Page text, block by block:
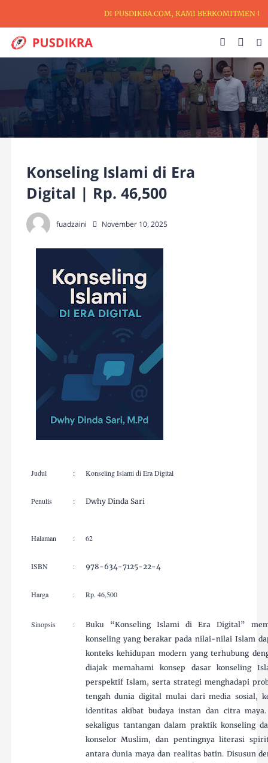
DI PUSDIKRA.COM, KAMI BERKOMITMEN
Konseling Islami di Era
Digital | Rp. 46,500
fuadzaini November 10, 2025
Judul : Konseling Islami di Era Digital
Penulis : Dwhy Dinda Sari
Halaman : 62
ISBN : 978-634-7125-22-4
Harga : Rp. 46,500
Sinopsis :
Buku “Konseling Islami di Era Digital”
konseling yang berakar pada nilai-nilai Islam
konteks kehidupan modern yang terhubung
diajak memahami konsep dasar konseling
perspektif Islam, serta strategi menghadapi
tengah dunia digital mulai dari media sosial,
identitas akibat budaya instan dan citra
sekaligus tantangan dalam praktik konseling
konselor Muslim, dan pentingnya literasi
antara dunia maya dan realitas batin. Disusun